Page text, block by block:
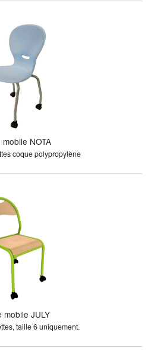
NOTA
coque polypropylène
mobile JULY
taille 6 uniquement.